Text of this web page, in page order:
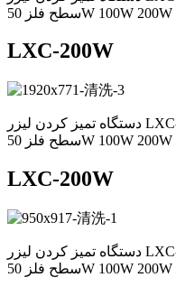
سطح فلز 50W 100W 200W
LXC-200W
دستگاه تمیز کردن لیزر LXC-200W برای از بین بردن زنگ زدگی
سطح فلز 50W 100W 200W
LXC-200W
دستگاه تمیز کردن لیزر LXC-200W برای از بین بردن زنگ زدگی
سطح فلز 50W 100W 200W